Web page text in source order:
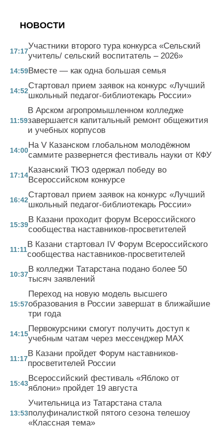
НОВОСТИ
17:17
Участники второго тура конкурса «Сельский
учитель/ сельский воспитатель – 2026»
14:59Вместе — как одна большая семья
14:52
Стартовал прием заявок на конкурс «Лучший
школьный педагог-библиотекарь России»
11:59
В Арском агропромышленном колледже
завершается капитальный ремонт общежития
и учебных корпусов
14:00
На V Казанском глобальном молодёжном
саммите развернется фестиваль науки от КФУ
17:14
Казанский ТЮЗ одержал победу во
Всероссийском конкурсе
16:42
Стартовал прием заявок на конкурс «Лучший
школьный педагог-библиотекарь России»
15:39
В Казани проходит форум Всероссийского
сообщества наставников-просветителей
11:11
В Казани стартовал IV Форум Всероссийского
сообщества наставников-просветителей
10:37
В колледжи Татарстана подано более 50
тысяч заявлений
15:57
Переход на новую модель высшего
образования в России завершат в ближайшие
три года
14:15
Первокурсники смогут получить доступ к
учебным чатам через мессенджер MAX
11:17
В Казани пройдет Форум наставников-
просветителей России
15:43
Всероссийский фестиваль «Яблоко от
яблони» пройдет 19 августа
13:53
Учительница из Татарстана стала
полуфиналисткой пятого сезона телешоу
«Классная тема»